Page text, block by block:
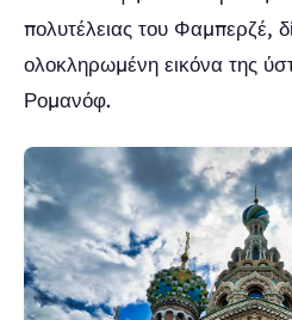
πολυτέλειας του Φαμπερζέ,
ολοκληρωμένη εικόνα της
Ρομανόφ.